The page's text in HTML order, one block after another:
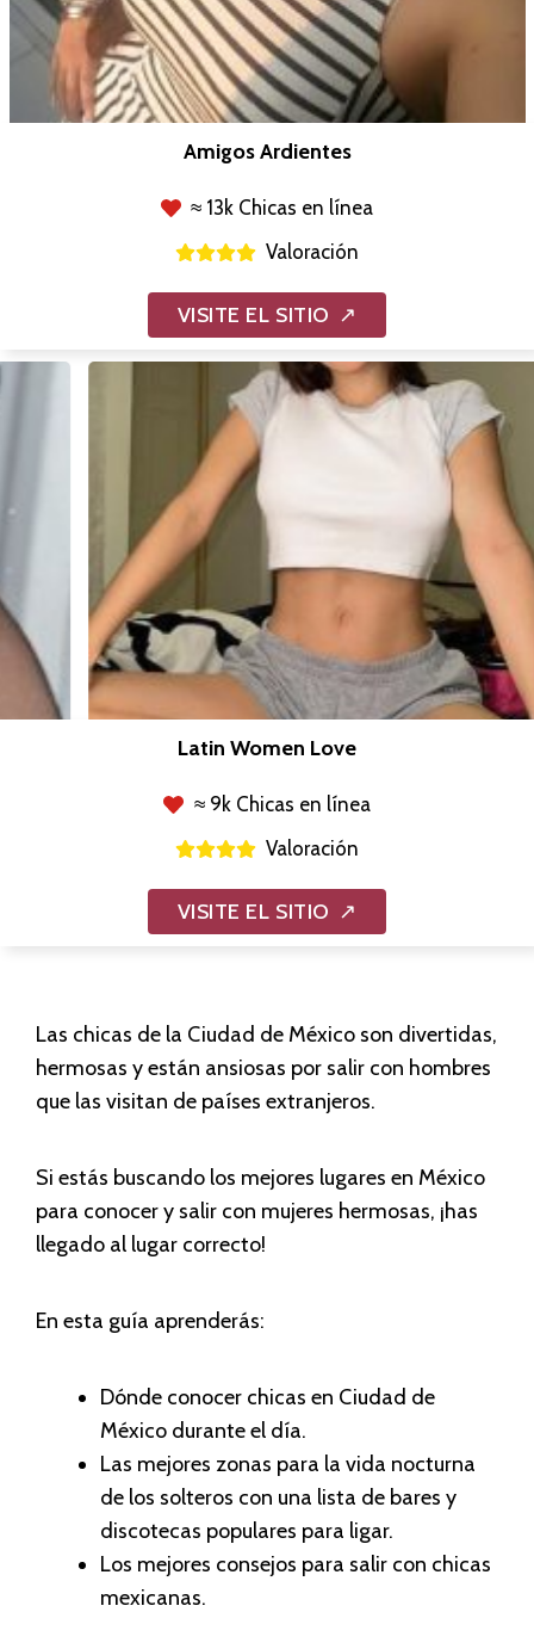
Amigos Ardientes
≈ 13k Chicas en línea
Valoración
VISITE EL SITIO
Latin Women Love
≈ 9k Chicas en línea
Valoración
VISITE EL SITIO
Las chicas de la Ciudad de México son divertidas,
hermosas y están ansiosas por salir con hombres
que las visitan de países extranjeros.
Si estás buscando los mejores lugares en México
para conocer y salir con mujeres hermosas, ¡has
llegado al lugar correcto!
En esta guía aprenderás:
Dónde conocer chicas en Ciudad de
México durante el día.
Las mejores zonas para la vida nocturna
de los solteros con una lista de bares y
discotecas populares para ligar.
Los mejores consejos para salir con chicas
mexicanas.